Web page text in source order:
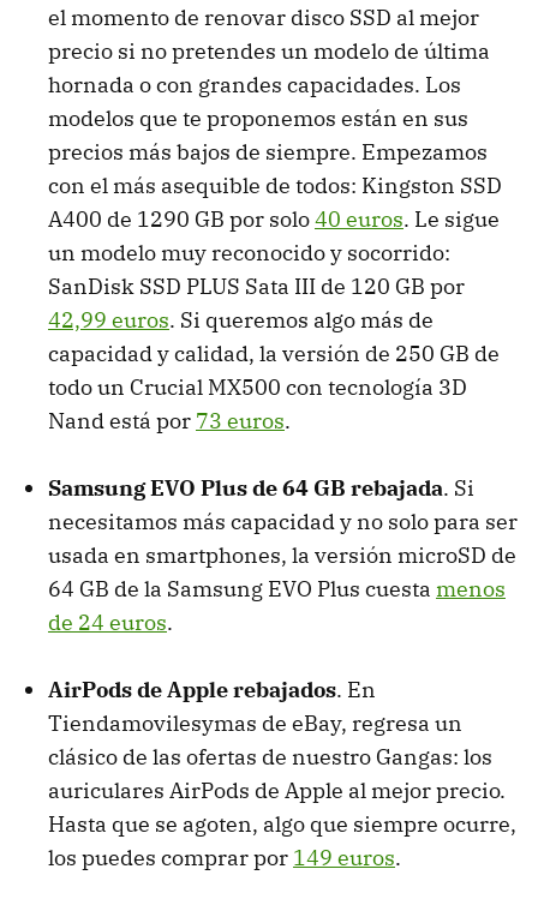
el momento de renovar disco SSD al mejor
precio si no pretendes un modelo de última
hornada o con grandes capacidades. Los
modelos que te proponemos están en sus
precios más bajos de siempre. Empezamos
con el más asequible de todos: Kingston SSD
A400 de 1290 GB por solo40 euros. Le sigue
un modelo muy reconocido y socorrido:
SanDisk SSD PLUS Sata III de 120 GB por
42,99 euros. Si queremos algo más de
capacidad y calidad, la versión de 250 GB de
todo un Crucial MX500 con tecnología 3D
Nand está por 73 euros.
Samsung EVO Plus de 64 GB rebajada. Si
necesitamos más capacidad y no solo para ser
usada en smartphones, la versión microSD de
64 GB de la Samsung EVO Plus cuesta menos
de 24 euros.
AirPods de Apple rebajados. En
Tiendamovilesymas de eBay, regresa un
clásico de las ofertas de nuestro Gangas: los
auriculares AirPods de Apple al mejor precio.
Hasta que se agoten, algo que siempre ocurre,
los puedes comprar por 149 euros.